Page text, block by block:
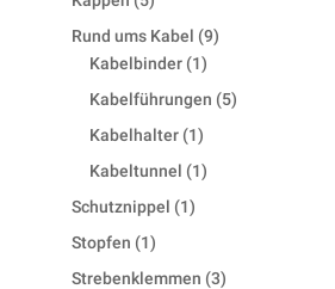
products
Rund ums Kabel 99
Kabelbinder 11
product
Kabelführungen 55
Kabelhalter 11
product
Kabeltunnel 11
Schutznippel 11
Stopfen 11
Strebenklemmen 33